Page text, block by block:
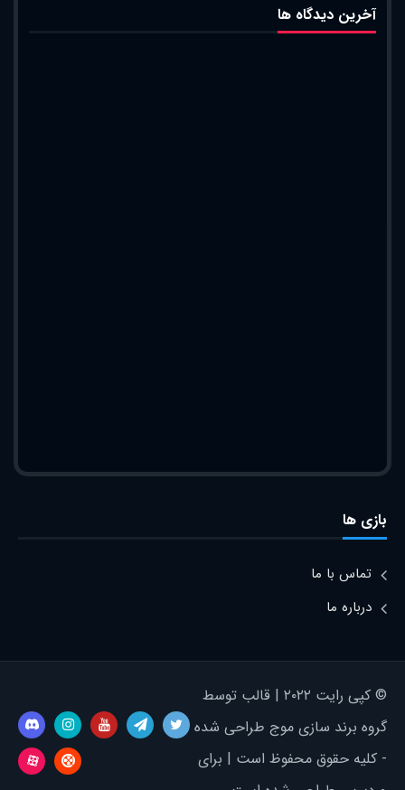
آخرین دیدگاه ها
بازی ها
تماس با ما
درباره ما
© کپی رایت ۲۰۲۲ | قالب توسط
گروه برند سازی موج طراحی شده
- کلیه حقوق محفوظ است | برای